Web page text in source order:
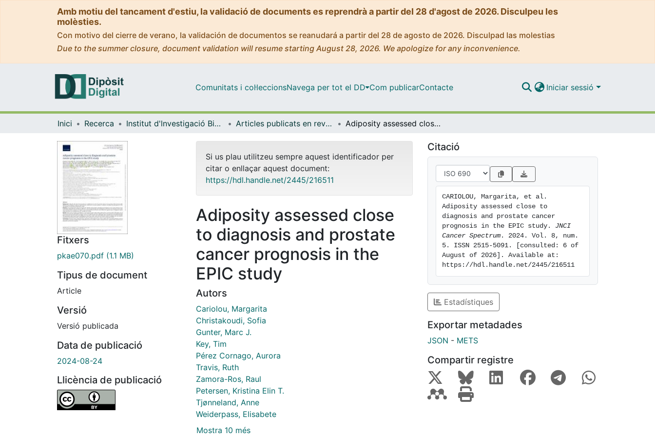
Amb motiu del tancament d'estiu, la validació de documents es reprendrà a partir del 28 d'agost de 2026. Disculpeu les
molèsties.
Con motivo del cierre de verano, la validación de documentos se reanudará a partir del 28 de agosto de 2026. Disculpad las molestias
Due to the summer closure, document validation will resume starting August 28, 2026. We apologize for any inconvenience.
Comunitats i col·leccionsNavega per tot el DD Com publicarContacte Iniciar sessió
Inici Recerca Institut d'lnvestigació Biomèdica de Bellvitge (IDIBELL) Articles publicats en revistes (Institut d'lnvestigació Biomèdica de Bellvitge (IDIBELL)) Adiposity assessed close to diagnosis and prostate cancer prognosis in the EPIC study
Fitxers
pkae070.pdf (1.1 MB)
Tipus de document
Article
Versió
Versió publicada
Data de publicació
2024-08-24
Llicència de publicació
Si us plau utilitzeu sempre aquest identificador per
citar o enllaçar aquest document:
https://hdl.handle.net/2445/216511
Adiposity assessed close
to diagnosis and prostate
cancer prognosis in the
EPIC study
Autors
Cariolou, Margarita
Christakoudi, Sofia
Gunter, Marc J.
Key, Tim
Pérez Cornago, Aurora
Travis, Ruth
Zamora-Ros, Raul
Petersen, Kristina Elin T.
Tjønneland, Anne
Weiderpass, Elisabete
Mostra 10 més
Citació
CARIOLOU, Margarita, et al.
Adiposity assessed close to
diagnosis and prostate cancer
prognosis in the EPIC study. JNCI
Cancer Spectrum . 2024. Vol. 8, num.
5. ISSN 2515-5091. [consulted: 6 of
August of 2026]. Available at:
https://hdl.handle.net/2445/216511
Estadístiques
Exportar metadades
JSON - METS
Compartir registre